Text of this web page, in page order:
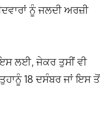
ਨੂੰ ਜਲਦੀ ਅਰਜ਼ੀ
ਲਈ, ਜੇਕਰ ਤੁਸੀਂ ਵੀ
18 ਦਸੰਬਰ ਜਾਂ ਇਸ ਤੋਂ